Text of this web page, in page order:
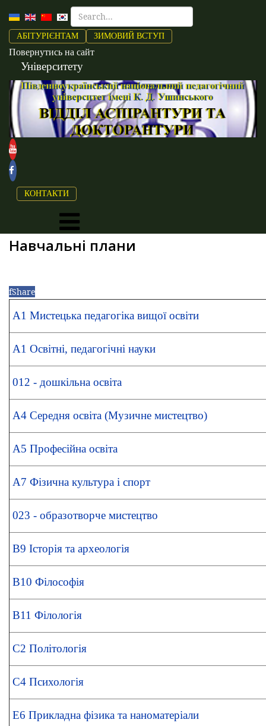
АБІТУРІЄНТАМ ЗИМОВИЙ ВСТУП
Повернутись на сайт
Університету
КОНТАКТИ
Навчальні плани
fShare
А1 Мистецька педагогіка вищої освіти
А1 Освітні, педагогічні науки
012 - дошкільна освіта
А4 Середня освіта (Музичне мистецтво)
А5 Професійна освіта
А7 Фізична культура і спорт
023 - образотворче мистецтво
В9 Історія та археологія
В10 Філософія
В11 Філологія
С2 Політологія
С4 Психологія
Е6 Прикладна фізика та наноматеріали